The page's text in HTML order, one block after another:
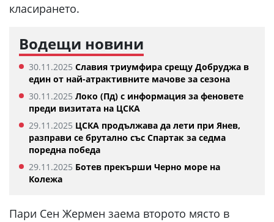
класирането.
Водещи новини
30.11.2025 Славия триумфира срещу Добруджа в
един от най-атрактивните мачове за сезона
30.11.2025 Локо (Пд) с информация за феновете
преди визитата на ЦСКА
29.11.2025 ЦСКА продължава да лети при Янев,
разправи се брутално със Спартак за седма
поредна победа
29.11.2025 Ботев прекърши Черно море на
Колежа
Пари Сен Жермен заема второто място в